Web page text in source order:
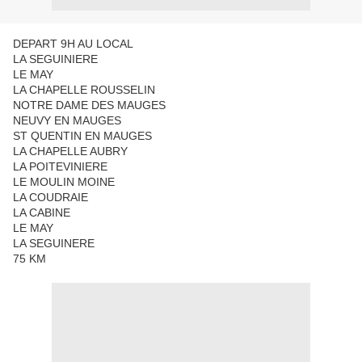
DEPART 9H AU LOCAL
LA SEGUINIERE
LE MAY
LA CHAPELLE ROUSSELIN
NOTRE DAME DES MAUGES
NEUVY EN MAUGES
ST QUENTIN EN MAUGES
LA CHAPELLE AUBRY
LA POITEVINIERE
LE MOULIN MOINE
LA COUDRAIE
LA CABINE
LE MAY
LA SEGUINERE
75 KM